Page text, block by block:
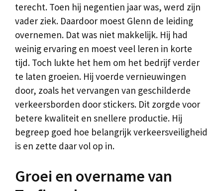
terecht. Toen hij negentien jaar was, werd zijn
vader ziek. Daardoor moest Glenn de leiding
overnemen. Dat was niet makkelijk. Hij had
weinig ervaring en moest veel leren in korte
tijd. Toch lukte het hem om het bedrijf verder
te laten groeien. Hij voerde vernieuwingen
door, zoals het vervangen van geschilderde
verkeersborden door stickers. Dit zorgde voor
betere kwaliteit en snellere productie. Hij
begreep goed hoe belangrijk verkeersveiligheid
is en zette daar vol op in.
Groei en overname van